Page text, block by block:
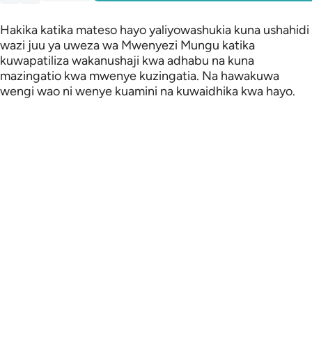
Hakika katika mateso hayo yaliyowashukia kuna ushahidi
wazi juu ya uweza wa Mwenyezi Mungu katika
kuwapatiliza wakanushaji kwa adhabu na kuna
mazingatio kwa mwenye kuzingatia. Na hawakuwa
wengi wao ni wenye kuamini na kuwaidhika kwa hayo.